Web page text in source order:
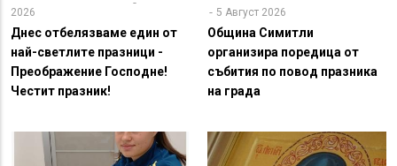
2026
Днес отбелязваме един от
най-светлите празници -
Преображение Господне!
Честит празник!
5 Август 2026
Община Симитли
организира поредица от
събития по повод празника
на града